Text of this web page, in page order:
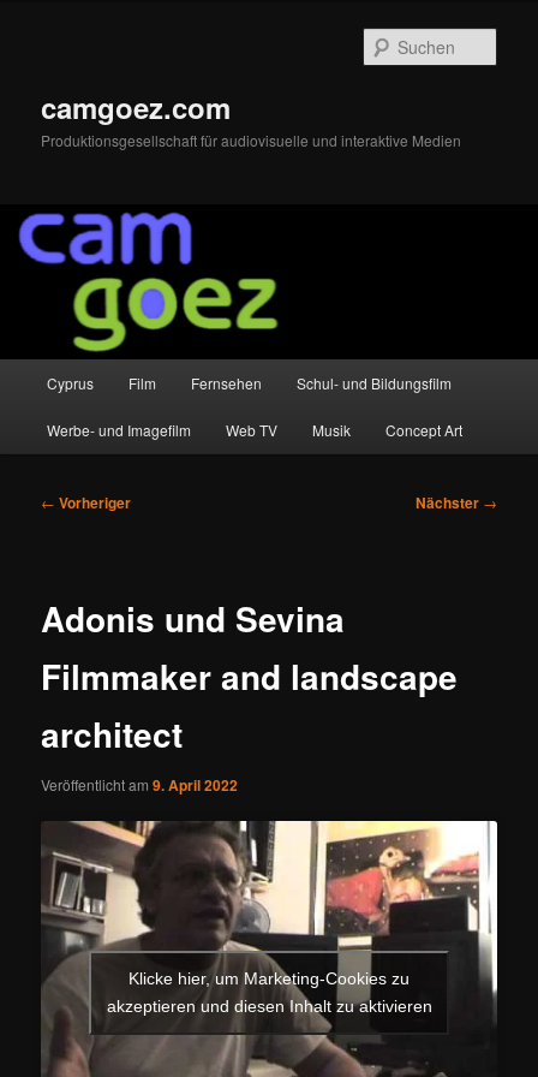
camgoez.com
Produktionsgesellschaft für audiovisuelle und interaktive Medien
Cyprus Film Fernsehen Schul- und Bildungsfilm
Werbe- und Imagefilm Web TV Musik Concept Art
Beitragsnavigation
← Vorheriger Nächster →
Adonis und Sevina
Filmmaker and landscape
architect
Veröffentlicht am9. April 2022
Klicke hier, um Marketing-Cookies zu
akzeptieren und diesen Inhalt zu aktivieren